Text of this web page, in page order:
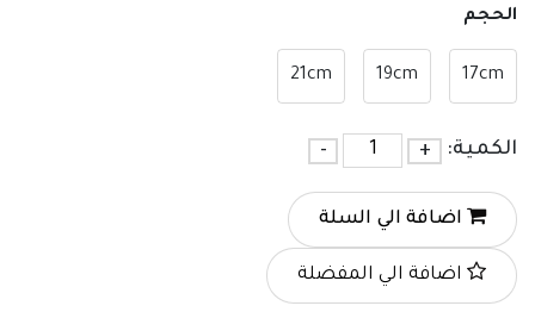
الحجم
17cm
19cm
21cm
الكمية: +
-
اضافة الي السلة
اضافة الي المفضلة